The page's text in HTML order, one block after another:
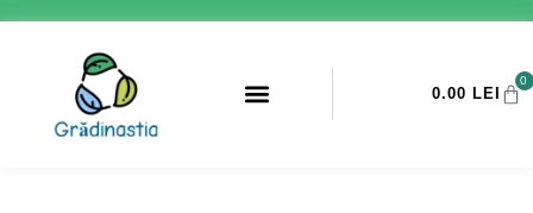
0.00 LEI
0